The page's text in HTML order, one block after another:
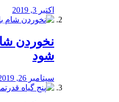
اکتبر 3, 2019
نخوردن
‌شود
سپتامبر 26, 2019